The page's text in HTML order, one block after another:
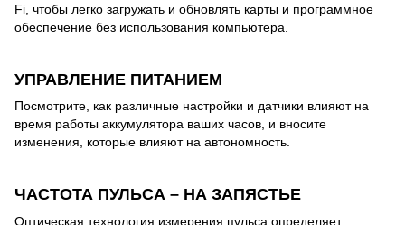
Fi, чтобы легко загружать и обновлять карты и программное
обеспечение без использования компьютера.
УПРАВЛЕНИЕ ПИТАНИЕМ
Посмотрите, как различные настройки и датчики влияют на
время работы аккумулятора ваших часов, и вносите
изменения, которые влияют на автономность.
ЧАСТОТА ПУЛЬСА – НА ЗАПЯСТЬЕ
Оптическая технология измерения пульса определяет